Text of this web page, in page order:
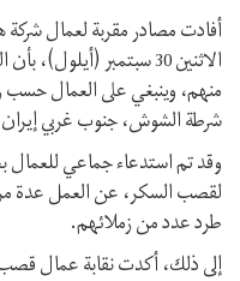
أفادت مصادر مقربة لعمال
منهم، وينبغي على العمال حسب
شرطة الشوش، جنوب غربي إيران، الساعة 11 من ظهر
وقد تم استدعاء جماعي
لقصب السکر، عن العمل عدة
طرد عدد من زملائهم.
إلى ذلك، أكدت نقابة عمال